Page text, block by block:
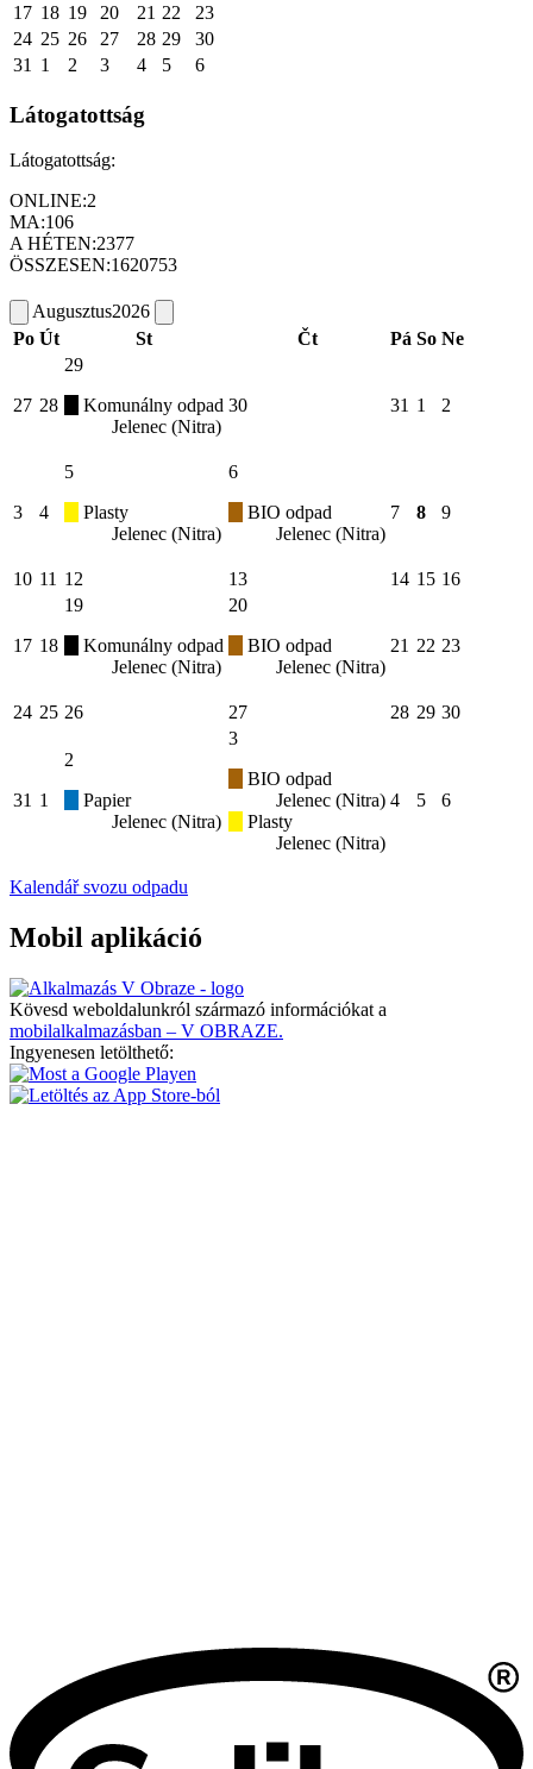
17 18 19 20 21 22
23
24 25 26 27 28 29
30
31
1 2 3 4 5 6
Látogatottság
Látogatottság:
ONLINE:2
MA:106
A HÉTEN:2377
ÖSSZESEN:1620753
Augusztus2026
Po Út St Čt Pá So Ne
27 28
29
Komunálny odpad
Jelenec (Nitra)
30 31 1 2
3 4
5
Plasty
Jelenec (Nitra)
6
BIO odpad
Jelenec (Nitra)
7 8 9
10 11 12 13 14 15 16
17 18
19
Komunálny odpad
Jelenec (Nitra)
20
BIO odpad
Jelenec (Nitra)
21 22 23
24 25 26 27 28 29 30
31 1
2
Papier
Jelenec (Nitra)
3
BIO odpad
Jelenec (Nitra)
Plasty
Jelenec (Nitra)
4 5 6
Kalendář svozu odpadu
Mobil aplikáció
Kövesd weboldalunkról származó információkat a
mobilalkalmazásban – V OBRAZE.
Ingyenesen letölthető: